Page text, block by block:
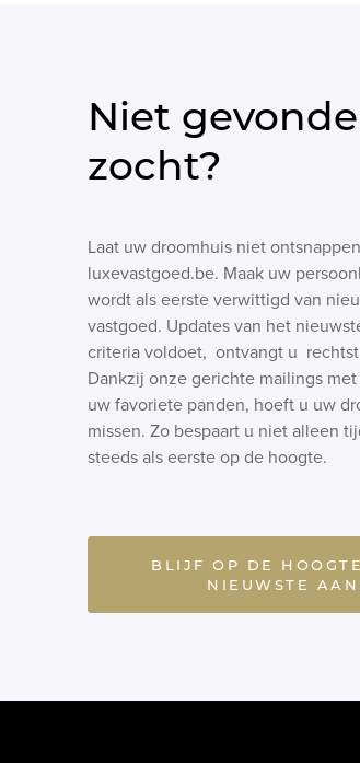
Niet
zocht?
Laat uw droomhuis niet
luxevastgoed.be. Maak uw
wordt als eerste verwittigd van
vastgoed. Updates van het
criteria voldoet, ontvangt u
Dankzij onze gerichte mailings
uw favoriete panden, hoeft u uw
missen. Zo bespaart u niet alleen
steeds als eerste op de hoogte.
BLIJF OP DE
NIEUWSTE